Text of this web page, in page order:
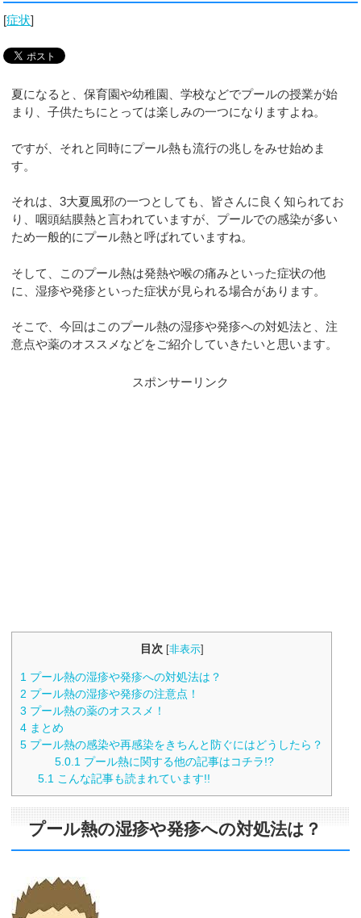
[症状]
夏になると、保育園や幼稚園、学校などでプールの授業が始
まり、子供たちにとっては楽しみの一つになりますよね。
ですが、それと同時にプール熱も流行の兆しをみせ始めま
す。
それは、3大夏風邪の一つとしても、皆さんに良く知られてお
り、咽頭結膜熱と言われていますが、プールでの感染が多い
ため一般的にプール熱と呼ばれていますね。
そして、このプール熱は発熱や喉の痛みといった症状の他
に、湿疹や発疹といった症状が見られる場合があります。
そこで、今回はこのプール熱の湿疹や発疹への対処法と、注
意点や薬のオススメなどをご紹介していきたいと思います。
スポンサーリンク
目次 [非表示]
1 プール熱の湿疹や発疹への対処法は？
2 プール熱の湿疹や発疹の注意点！
3 プール熱の薬のオススメ！
4 まとめ
5 プール熱の感染や再感染をきちんと防ぐにはどうしたら？
5.0.1 プール熱に関する他の記事はコチラ!?
5.1 こんな記事も読まれています!!
プール熱の湿疹や発疹への対処法は？